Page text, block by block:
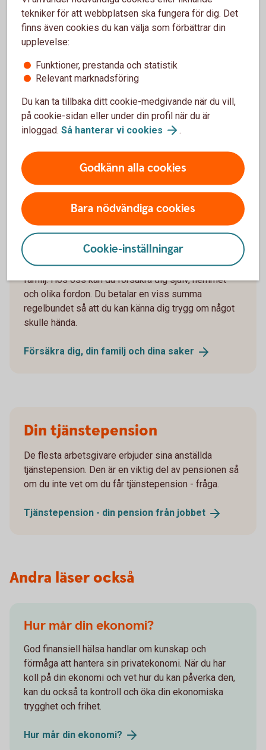
barnförsäkring görs en hälsodeklaration då
försäkringsbolaget tar hänsyn till ett medicinskt
underlag. Ju äldre barnet är desto större är det
större risk att försäkringen nekas.
gäller oftast enbart olycksfall.
Sakförsäkring
för ett fordon.
Försäkra dig, din familj och
dina fordon
Med en försäkring ökar du tryggheten för dig och din
familj. Hos oss kan du försäkra dig själv, hemmet
och olika fordon. Du betalar en viss summa
regelbundet så att du kan känna dig trygg om något
skulle hända.
Försäkra dig, din familj och dina saker
Din tjänstepension
De flesta arbetsgivare erbjuder sina anställda
tjänstepension. Den är en viktig del av pensionen så
om du inte vet om du får tjänstepension - fråga.
Tjänstepension - din pension från jobbet
Andra läser också
Hur mår din ekonomi?
God finansiell hälsa handlar om kunskap och
förmåga att hantera sin privatekonomi. När du har
koll på din ekonomi och vet hur du kan påverka den,
kan du också ta kontroll och öka din ekonomiska
trygghet och frihet.
Hur mår din ekonomi?
tekniker för att webbplatsen ska fungera för dig. Det
finns även cookies du kan välja som förbättrar din
upplevelse:
Funktioner, prestanda och statistik
Relevant marknadsföring
Du kan ta tillbaka ditt cookie-medgivande när du vill,
på cookie-sidan eller under din profil när du är
inloggad. Så hanterar vi cookies .
Godkänn alla cookies
Bara nödvändiga cookies
Cookie-inställningar